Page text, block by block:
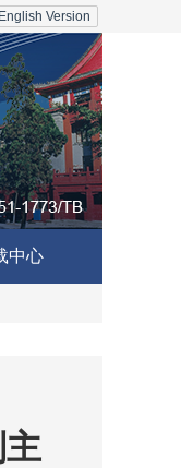
English Version
中心